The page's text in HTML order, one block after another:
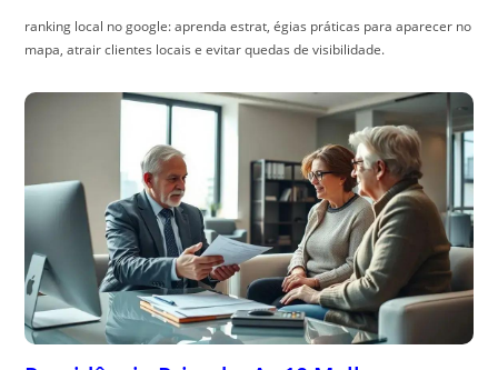
ranking local no google: aprenda estrat, égias práticas para aparecer no
mapa, atrair clientes locais e evitar quedas de visibilidade.